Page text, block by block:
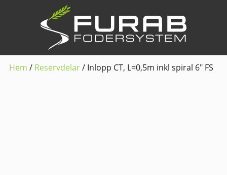
Hem / Reservdelar/ Inlopp CT, L=0,5m inkl spiral 6″ FS